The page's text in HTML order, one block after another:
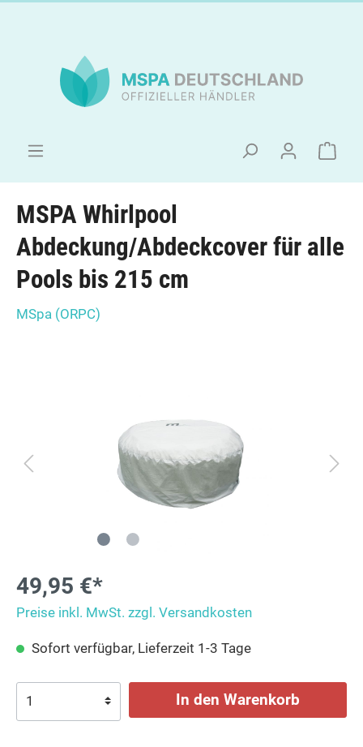
MSPA Whirlpool
Abdeckung/Abdeckcover für alle
Pools bis 215 cm
MSpa (ORPC)
49,95 €*
Preise inkl. MwSt. zzgl. Versandkosten
Sofort verfügbar, Lieferzeit 1-3 Tage
In den Warenkorb